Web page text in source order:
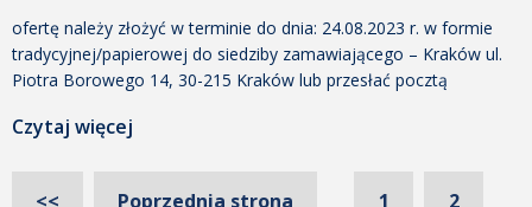
ofertę należy złożyć w terminie do dnia: 24.08.2023 r. w formie
tradycyjnej/papierowej do siedziby zamawiającego – Kraków ul.
Piotra Borowego 14, 30-215 Kraków lub przesłać pocztą
edyta.ukleja@imgw.pl Załączniki: Zapytanie
Czytaj więcej
<< Poprzednia strona 1 2